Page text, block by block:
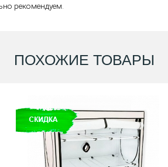
рекомендуем.
ПОХОЖИЕ ТОВАРЫ